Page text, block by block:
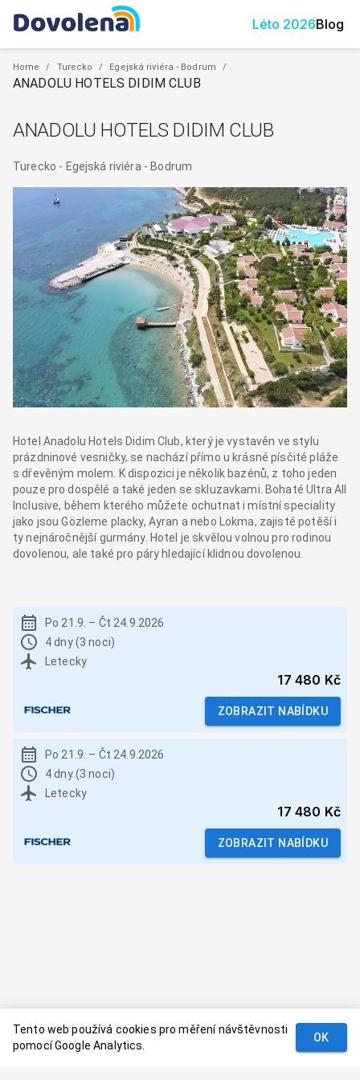
Léto 2026Blog
Home / Turecko / Egejská riviéra - Bodrum /
ANADOLU HOTELS DIDIM CLUB
ANADOLU HOTELS DIDIM CLUB
Turecko - Egejská riviéra - Bodrum
Hotel Anadolu Hotels Didim Club, který je vystavěn ve stylu
prázdninové vesničky, se nachází přímo u krásné písčité pláže
s dřevěným molem. K dispozici je několik bazénů, z toho jeden
pouze pro dospělé a také jeden se skluzavkami. Bohaté Ultra All
Inclusive, během kterého můžete ochutnat i místní speciality
jako jsou Gözleme placky, Ayran a nebo Lokma, zajisté potěší i
ty nejnáročnější gurmány. Hotel je skvělou volnou pro rodinou
dovolenou, ale také pro páry hledající klidnou dovolenou.
Po 21.9. – Čt 24.9.2026
4 dny (3 noci)
Letecky
17 480 Kč
ZOBRAZIT NABÍDKU
Po 21.9. – Čt 24.9.2026
4 dny (3 noci)
Letecky
17 480 Kč
ZOBRAZIT NABÍDKU
Tento web používá cookies pro měření návštěvnosti
pomocí Google Analytics.
OK